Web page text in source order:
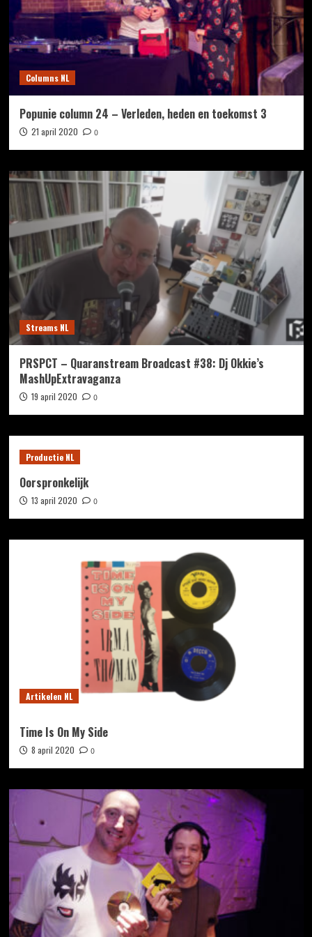
Columns NL
Popunie column 24 – Verleden, heden en toekomst 3
21 april 2020 0
Streams NL
PRSPCT – Quaranstream Broadcast #38: Dj Okkie’s
MashUpExtravaganza
19 april 2020 0
Productie NL
Oorspronkelijk
13 april 2020 0
Artikelen NL
Time Is On My Side
8 april 2020 0